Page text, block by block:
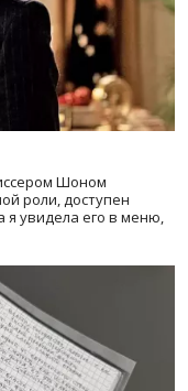
Шоном
роли, доступен
я увидела его в меню,